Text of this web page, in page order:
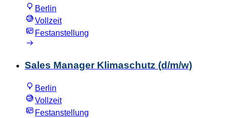
Berlin
Vollzeit
Festanstellung
Sales Manager Klimaschutz (d/m/w)
Berlin
Vollzeit
Festanstellung